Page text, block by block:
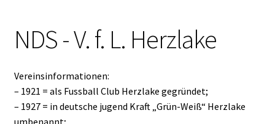
NDS - V. f. L. Herzlake
Vereinsinformationen:
– 1921 = als Fussball Club Herzlake gegründet;
– 1927 = in deutsche jugend Kraft „Grün-Weiß“ Herzlake
umbenannt;